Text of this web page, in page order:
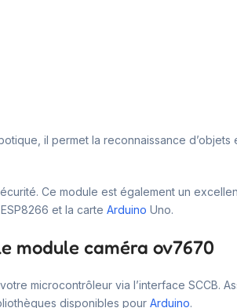
il permet la reconnaissance
Ce module est également un
et la carte Arduino Uno.
module caméra ov7670
microcontrôleur via l’interface SCCB.
disponibles pour Arduino.